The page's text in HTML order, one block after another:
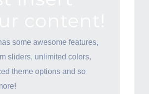
some awesome features,
sliders, unlimited colors,
theme options and so